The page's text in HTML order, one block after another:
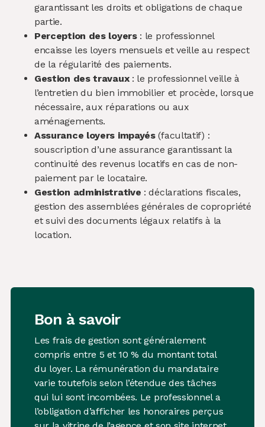
garantissant les droits et obligations de chaque
partie.
Perception des loyers: le professionnel
encaisse les loyers mensuels et veille au respect
de la régularité des paiements.
Gestion des travaux: le professionnel veille à
l’entretien du bien immobilier et procède, lorsque
nécessaire, aux réparations ou aux
aménagements.
Assurance loyers impayés(facultatif) :
souscription d’une assurance garantissant la
continuité des revenus locatifs en cas de non-
paiement par le locataire.
Gestion administrative : déclarations fiscales,
gestion des assemblées générales de copropriété
et suivi des documents légaux relatifs à la
location.
Bon à savoir
Les frais de gestion sont généralement
compris entre 5 et 10 % du montant total
du loyer. La rémunération du mandataire
varie toutefois selon l’étendue des tâches
qui lui sont incombées. Le professionnel a
l’obligation d’afficher les honoraires perçus